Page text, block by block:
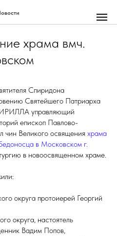
храма вмч.
Спиридона
Святейшего Патриарха
управляющий
епископ Павлово-
чин Великого освящения храма
в Московском г.
в новоосвященном храме.
округа протоиерей Георгий
округа, настоятель
Вадим Попов,